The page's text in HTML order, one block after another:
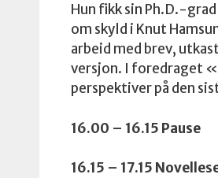
Hun fikk sin Ph.D.-
om skyld i Knut
arbeid med brev,
versjon. I foredraget
perspektiver på den
16.00 – 16.15 Pause
16.15 – 17.15